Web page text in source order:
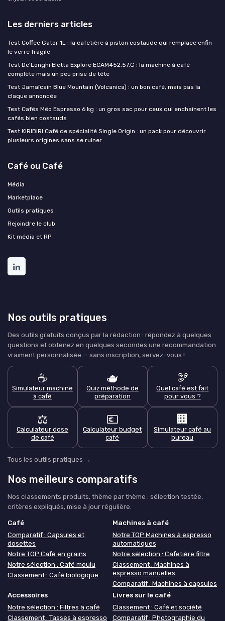
Les derniers articles
Test Coffee Gator 1L : la cafetière à piston costaude qui remplace enfin
le verre fragile
Test De’Longhi Eletta Explore ECAM452.57.G : la machine à café
complète mais un peu prise de tête
Test Jamaïcain Blue Mountain (Volcanica) : un bon café, mais pas la
claque annoncée
Test Cafés Méo Espresso 6 kg : un gros sac pour ceux qui enchaînent les
cafés bien costauds
Test KIRIBIRI Café de spécialité Single Origin : un pack pour découvrir
plusieurs origines sans se ruiner
Café ou Café
Média
Marketplace
Outils pratiques
Rejoindre le club
Kit média et RP
Nos outils pratiques
Des outils gratuits conçus par la rédaction : répondez à quelques
questions et obtenez en quelques secondes une recommandation
vraiment personnalisée — sans inscription, servez-vous !
☕
Simulateur machine
à café
🫖
Quiz méthode de
préparation
🫘
Quel café est fait
pour vous ?
⚖️
Calculateur dose
de café
💶
Calculateur budget
café
🏢
Simulateur café au
bureau
Tous les outils pratiques →
Nos meilleurs comparatifs
Nos classements produits, thème par thème : sélection testée,
critères expliqués, mise à jour régulière.
Café
Comparatif : Capsules et
dosettes
Notre TOP Café en grains
Notre sélection : Café moulu
Classement : Café biologique
Machines à café
Notre TOP Machines à espresso
automatiques
Notre sélection : Cafetière filtre
Classement : Machines à
espresso manuelles
Comparatif : Machines à capsules
Accessoires
Notre sélection : Filtres à café
Classement : Tasses à espresso
Livres sur le café
Classement : Café et société
Comparatif : Photographie du